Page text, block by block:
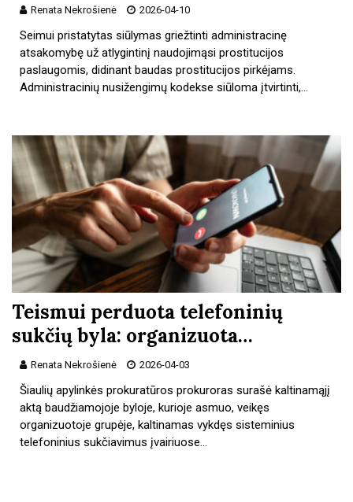
Renata Nekrošienė 2026-04-10
Seimui pristatytas siūlymas griežtinti administracinę
atsakomybę už atlygintinį naudojimąsi prostitucijos
paslaugomis, didinant baudas prostitucijos pirkėjams.
Administracinių nusižengimų kodekse siūloma įtvirtinti,…
Teismui perduota telefoninių
sukčių byla: organizuota…
Renata Nekrošienė 2026-04-03
Šiaulių apylinkės prokuratūros prokuroras surašė kaltinamąjį
aktą baudžiamojoje byloje, kurioje asmuo, veikęs
organizuotoje grupėje, kaltinamas vykdęs sisteminius
telefoninius sukčiavimus įvairiuose…